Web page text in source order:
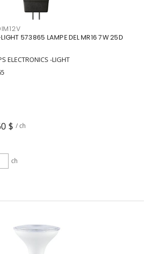
573865 LAMPE DEL MR16 7W 25D
ELECTRONICS -LIGHT
$ / ch
ch